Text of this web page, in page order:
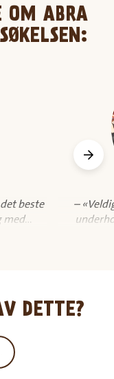
OM ABRA
beste
med
er!»
–
DETTE?